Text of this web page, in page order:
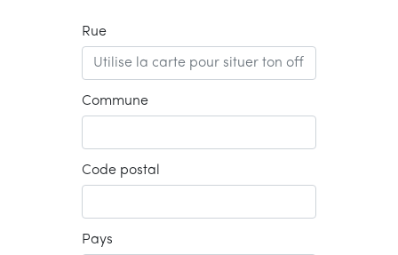
Rue
Commune
Code postal
Pays